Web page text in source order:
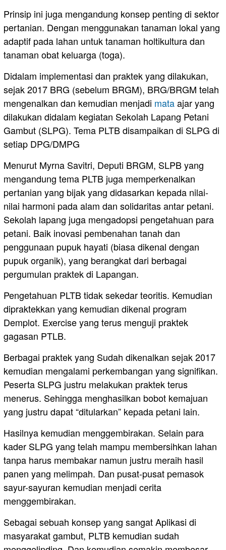
Prinsip ini juga mengandung konsep penting di sektor
pertanian. Dengan menggunakan tanaman lokal yang
adaptif pada lahan untuk tanaman holtikultura dan
tanaman obat keluarga (toga).
Didalam implementasi dan praktek yang dilakukan,
sejak 2017 BRG (sebelum BRGM), BRG/BRGM telah
mengenalkan dan kemudian menjadi mataajar yang
dilakukan didalam kegiatan Sekolah Lapang Petani
Gambut (SLPG). Tema PLTB disampaikan di SLPG di
setiap DPG/DMPG
Menurut Myrna Savitri, Deputi BRGM, SLPB yang
mengandung tema PLTB juga memperkenalkan
pertanian yang bijak yang didasarkan kepada nilai-
nilai harmoni pada alam dan solidaritas antar petani.
Sekolah lapang juga mengadopsi pengetahuan para
petani. Baik inovasi pembenahan tanah dan
penggunaan pupuk hayati (biasa dikenal dengan
pupuk organik), yang berangkat dari berbagai
pergumulan praktek di Lapangan.
Pengetahuan PLTB tidak sekedar teoritis. Kemudian
dipraktekkan yang kemudian dikenal program
Demplot. Exercise yang terus menguji praktek
gagasan PTLB.
Berbagai praktek yang Sudah dikenalkan sejak 2017
kemudian mengalami perkembangan yang signifikan.
Peserta SLPG justru melakukan praktek terus
menerus. Sehingga menghasilkan bobot kemajuan
yang justru dapat “ditularkan” kepada petani lain.
Hasilnya kemudian menggembirakan. Selain para
kader SLPG yang telah mampu membersihkan lahan
tanpa harus membakar namun justru meraih hasil
panen yang melimpah. Dan pusat-pusat pemasok
sayur-sayuran kemudian menjadi cerita
menggembirakan.
Sebagai sebuah konsep yang sangat Aplikasi di
masyarakat gambut, PLTB kemudian sudah